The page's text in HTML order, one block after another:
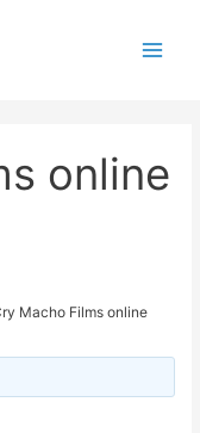
online
Macho Films online